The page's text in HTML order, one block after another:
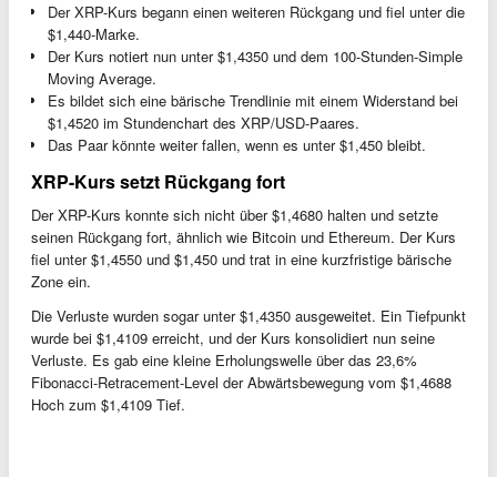
Der XRP-Kurs begann einen weiteren Rückgang und fiel unter die
$1,440-Marke.
Der Kurs notiert nun unter $1,4350 und dem 100-Stunden-Simple
Moving Average.
Es bildet sich eine bärische Trendlinie mit einem Widerstand bei
$1,4520 im Stundenchart des XRP/USD-Paares.
Das Paar könnte weiter fallen, wenn es unter $1,450 bleibt.
XRP-Kurs setzt Rückgang fort
Der XRP-Kurs konnte sich nicht über $1,4680 halten und setzte
seinen Rückgang fort, ähnlich wie Bitcoin und Ethereum. Der Kurs
fiel unter $1,4550 und $1,450 und trat in eine kurzfristige bärische
Zone ein.
Die Verluste wurden sogar unter $1,4350 ausgeweitet. Ein Tiefpunkt
wurde bei $1,4109 erreicht, und der Kurs konsolidiert nun seine
Verluste. Es gab eine kleine Erholungswelle über das 23,6%
Fibonacci-Retracement-Level der Abwärtsbewegung vom $1,4688
Hoch zum $1,4109 Tief.